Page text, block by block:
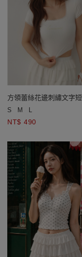
方領蕾絲花邊刺繡文字短
羅紋上衣
S M L
NT$ 490